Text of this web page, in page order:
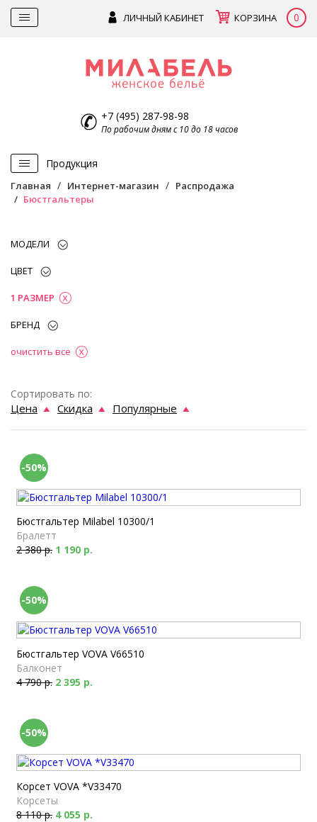
ЛИЧНЫЙ КАБИНЕТ КОРЗИНА 0
+7 (495) 287-98-98
По рабочим дням с 10 до 18 часов
Продукция
Главная Интернет-магазин
Распродажа
Бюстгальтеры
МОДЕЛИ
ЦВЕТ
1 РАЗМЕР
БРЕНД
очистить все
Сортировать по:
Цена Скидка Популярные
-50%
Бюстгальтер Milabel 10300/1
Бралетт
2 380 р. 1 190 р.
-50%
Бюстгальтер VOVA V66510
Балконет
4 790 р. 2 395 р.
-50%
Корсет VOVA *V33470
Корсеты
8 110 р. 4 055 р.